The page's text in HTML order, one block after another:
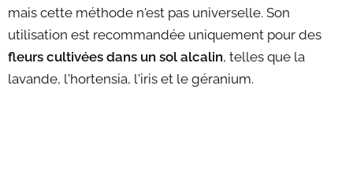
mais cette méthode n'est pas universelle. Son
utilisation est recommandée uniquement pour des
fleurs cultivées dans un sol alcalin, telles que la
lavande, l'hortensia, l'iris et le géranium.